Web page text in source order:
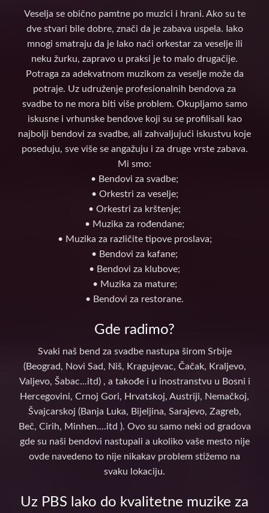
Veselja se obično pamtne po muzici i hrani. Ako su te
dve stvari bile dobre, znači da je zabava uspela. Iako
mnogi smatraju da je lako naći orkestar za veselje ili
neku žurku, zapravo u praksi je to malo drugačije.
Potraga za adekvatnom muzikom za veselje može da
potraje. Uz udruženje profesionalnih bendova za
svadbe to ne mora biti više problem. Okupljamo samo
iskusne i vrhunske bendove koji su se profilisali kao
najbolji bendovi za svadbe, ali zahvaljujući iskustvu koje
poseduju, sve više se angažuju i za druge vrste zabava.
Mi smo:
• Bendovi za svadbe;
• Orkestri za veselje;
• Orkestri za krštenje;
• Muzika za rođendane;
• Muzika za različite tipove proslava;
• Bendovi za kafane;
• Bendovi za klubove;
• Muzika za mature;
• Bendovi za restorane.
Gde radimo?
Svaki naš bend za svadbe nastupa širom Srbije
(Beograd, Novi Sad, Niš, Kragujevac, Čačak, Kraljevo,
Valjevo, Šabac...itd) , a takođe i u inostranstvu u Bosni i
Hercegovini, Crnoj Gori, Hrvatskoj, Austriji, Nemačkoj,
Švajcarskoj (Banja Luka, Bijeljina, Sarajevo, Zagreb,
Beč, Cirih, Minhen....itd ). Ovo su samo neki od gradova
gde su naši bendovi nastupali a ukoliko vaše mesto nije
ovde navedeno to nije nikakav problem stižemo na
svaku lokaciju.
Uz PBS lako do kvalitetne muzike za